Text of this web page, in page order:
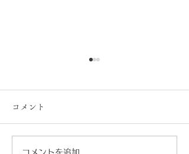
コメント
コメントを追加…